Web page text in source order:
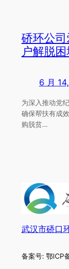
硚环公
户解脱
6 月
为深入推动党
确保帮扶有成
购脱贫…
武汉市硚口
备案号: 鄂ICP